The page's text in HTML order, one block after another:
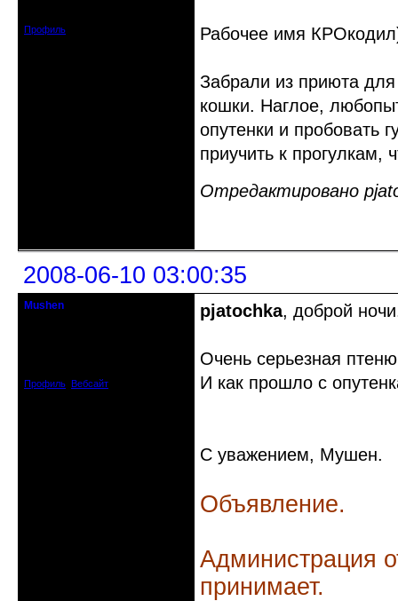
Профиль
Рабочее имя
Забрали из приюта
кошки. Наглое,
опутенки и пробовать
приучить к прогулкам,
Отредактировано
2008-06-10 03:00:35
Mushen
Профиль Вебсайт
pjatochka, доброй
Очень серьезная
И как прошло с
С уважением, Мушен.
Объявление.
Администрация
принимает.